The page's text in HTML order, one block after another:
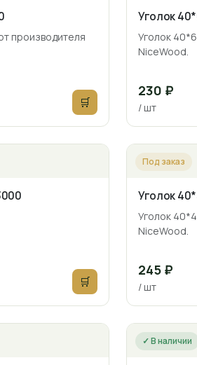
производителя
🛒
Уголок
Уголок
NiceWood.
230 ₽
/ шт
🛒
Под заказ
Уголок
Уголок
NiceWood.
245 ₽
/ шт
✓ В наличии